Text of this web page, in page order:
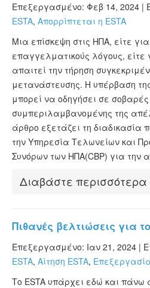
Επεξεργασμένο: Φεβ 14, 2024 |
ESTA, Απορρίπτεται η ESTA
Μια επίσκεψη στις ΗΠΑ, είτε
επαγγελματικούς λόγους, είτε
απαιτεί την τήρηση
μετανάστευσης. Η υπέρβαση της
μπορεί να οδηγήσει σε
συμπεριλαμβανομένης της
άρθρο εξετάζει τη διαδικασία
την Υπηρεσία Τελωνείων και
Συνόρων των ΗΠΑ(CBP) για
Διαβάστε περισσότερα
Πιθανές βελτιώσεις για
Επεξεργασμένο: Ιαν 21, 2024 |
ESTA, Αίτηση ESTA,
Το ESTA υπάρχει εδώ και πάνω